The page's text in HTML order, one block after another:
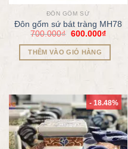
ĐÔN GỐM SỨ
Đôn gốm sứ bát tràng MH78
700.000₫ 600.000₫
THÊM VÀO GIỎ HÀNG
- 18.48%